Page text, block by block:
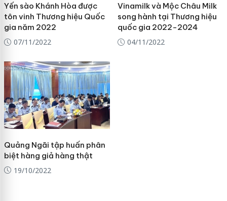
Yến sào Khánh Hòa được
tôn vinh Thương hiệu Quốc
gia năm 2022
07/11/2022
Vinamilk và Mộc Châu Milk
song hành tại Thương hiệu
quốc gia 2022-2024
04/11/2022
Quảng Ngãi tập huấn phân
biệt hàng giả hàng thật
19/10/2022